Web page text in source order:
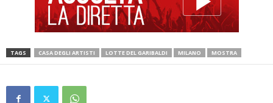
TAGS CASA DEGLI ARTISTI LOTTE DEL GARIBALDI MILANO MOSTRA